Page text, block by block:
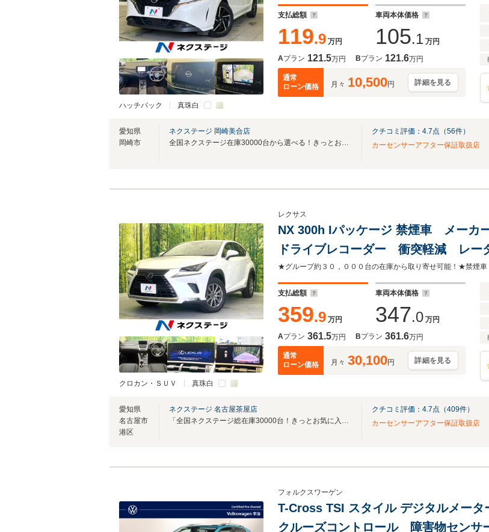
ハッチバック 真珠白
支払総額
119.9 万円
車両本体価格
105.1 万円
Aプラン 121.5万円 Bプラン 121.6万円
通常
ローン価格
月々 10,500円 詳細を見る
愛知県
岡崎市
ネクステージ 岡崎美合店
全国ネクステージ在庫30000台から選べる！きっとお気に入りの愛車が見つかります！
クチコミ評価： 4.7点（56件）
カーセンサーアフター保証取扱店
クロカン・ＳＵＶ 真珠白
レクサス
NX 300h Iパッケージ 禁煙車 メー
ドライブレコーダー 衝突軽減 レー
ドライト シートヒーター パワーバ
支払総額
359.9 万円
車両本体価格
347.0 万円
Aプラン 361.5万円 Bプラン 361.6万円
通常
ローン価格
月々 30,100円 詳細を見る
愛知県
名古屋市
港区
ネクステージ 名古屋茶屋店
「全国ネクステージ総在庫30000台！きっとお気に入りの愛車が見つかります！」
クチコミ評価： 4.7点（409件）
カーセンサーアフター保証取扱店
フォルクスワーゲン
T-Cross TSI スタイル デジタルメー
クルーズコントロール 障害物セン